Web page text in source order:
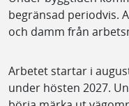
begränsad periodvis.
och damm från
Arbetet startar i
under hösten 2027.